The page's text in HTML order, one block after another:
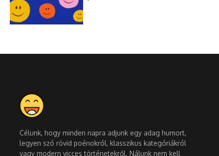
Célunk, hogy minden napra adjunk egy adag humort,
legyen szó rövid poénokról, klasszikus kategóriákról
vagy modern vicces történetekről. Nálunk nem kell